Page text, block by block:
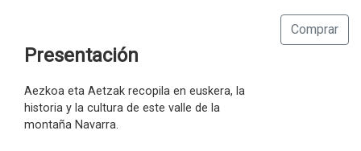
Comprar
Presentación
Aezkoa eta Aetzak recopila en euskera, la
historia y la cultura de este valle de la
montaña Navarra.